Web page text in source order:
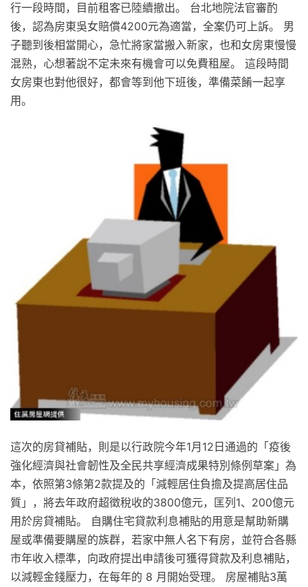
行一段時間，目前租客已陸續撤出。 台北地院法官審酌
後，認為房東吳女賠償4200元為適當，全案仍可上訴。 男
子聽到後相當開心，急忙將家當搬入新家，也和女房東慢慢
混熟，心想著說不定未來有機會可以免費租屋。 這段時間
女房東也對他很好，都會等到他下班後，準備菜餚一起享
用。
這次的房貸補貼，則是以行政院今年1月12日通過的「疫後
強化經濟與社會韌性及全民共享經濟成果特別條例草案」為
本，依照第3條第2款提及的「減輕居住負擔及提高居住品
質」，將去年政府超徵稅收的3800億元，匡列1、200億元
用於房貸補貼。 自購住宅貸款利息補貼的用意是幫助新購
屋或準備要購屋的族群，若家中無人名下有房，並符合各縣
市年收入標準，向政府提出申請後可獲得貸款及利息補貼，
以減輕金錢壓力，在每年的 8 月開始受理。 房屋補貼3萬